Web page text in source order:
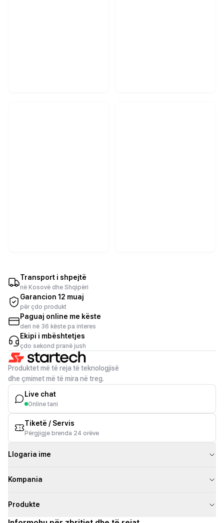
Transport i shpejtë
në Kosovë dhe Shqipëri
Garancion 12 muaj
për çdo produkt
Paguaj online me këste
deri në 36 këste pa interes
Ekipi i mbështetjes
çdo sekond pranë jush
Produktet më të reja të teknologjisë
dhe çmimet më të mira në treg.
Live chat
Online tani
Tiketë / Servis
Përgjigje brenda 24 orëve
Llogaria ime
Kompania
Produkte